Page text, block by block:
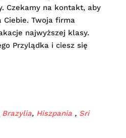
Czekamy na kontakt, aby
Twoja firma
najwyższej klasy.
Przylądka i ciesz się
Brazylia, Hiszpania , Sri